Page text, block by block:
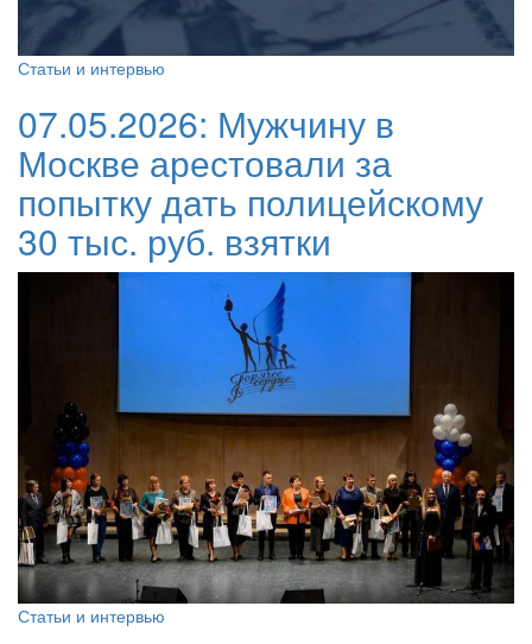
Статьи и интервью
07.05.2026: Мужчину в
Москве арестовали за
попытку дать полицейскому
30 тыс. руб. взятки
Статьи и интервью